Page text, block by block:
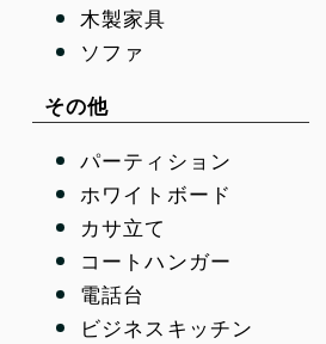
ロジェ
オカムラ アプションフリ
ー ミーティングテーブル
700X700 H720 キャスタ
ー付
木製家具
ソファ
その他
パーティション
ホワイトボード
カサ立て
コートハンガー
電話台
ビジネスキッチン